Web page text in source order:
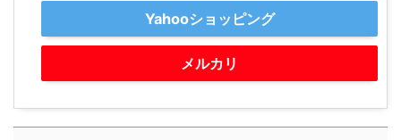
Yahooショッピング
メルカリ